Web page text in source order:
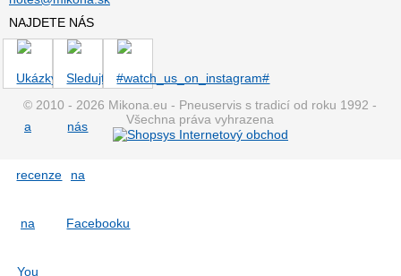
NAJDETE NÁS
© 2010 - 2026 Mikona.eu - Pneuservis s tradicí od roku 1992 -
Všechna práva vyhrazena